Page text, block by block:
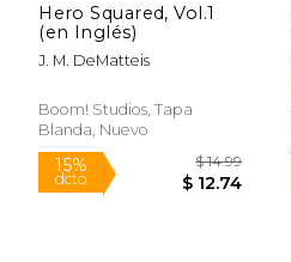
Hero Squared, Vol.1
(en Inglés)
J. M. DeMatteis
Boom! Studios, Tapa
Blanda, Nuevo